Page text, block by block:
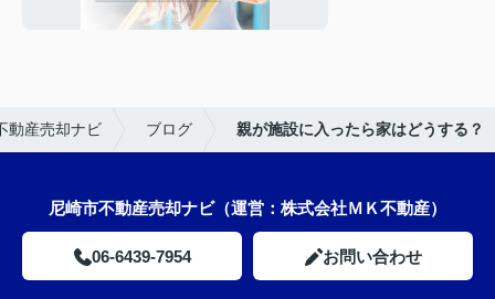
動産売却ナビ ブログ 親が施設に入ったら家はどうする？
尼崎市不動産売却ナビ（運営：株式会社ＭＫ不動産）
06-6439-7954 お問い合わせ